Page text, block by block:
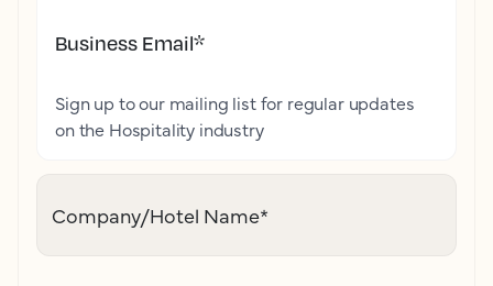
Business Email*
Sign up to our mailing list for regular updates
on the Hospitality industry
Company/Hotel Name*